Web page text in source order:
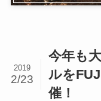
今年も
ルを
催！
2019
2/23